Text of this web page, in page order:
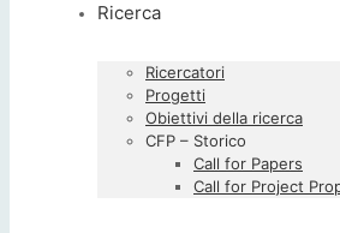
Ricerca
Ricercatori
Progetti
Obiettivi della ricerca
CFP – Storico
Call for Papers
Call for Project